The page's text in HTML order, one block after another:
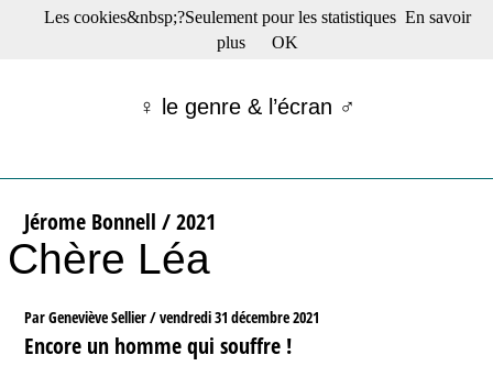
☰ Menu
Films récents
Tribunes
Bloc-notes
Archives
S’abonner à la Lettre !
♀ le genre & l’écran ♂
Jérome Bonnell / 2021
Chère Léa
Par Geneviève Sellier /vendredi 31 décembre 2021
Encore un homme qui souffre !
Les cookies&nbsp;?Seulement pour les statistiques En savoir
plus
OK